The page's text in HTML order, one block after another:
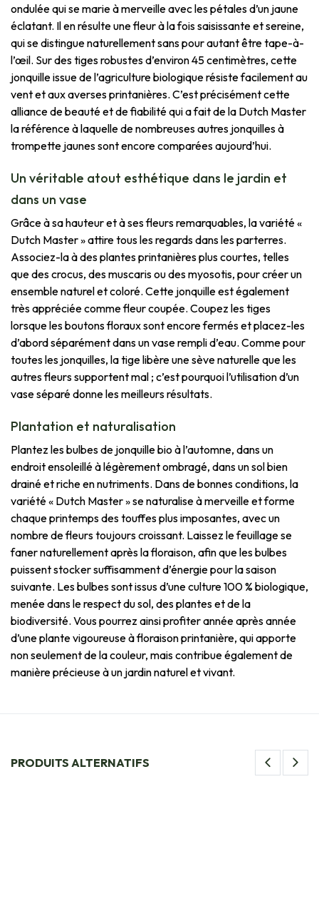
ondulée qui se marie à merveille avec les pétales d’un jaune
éclatant. Il en résulte une fleur à la fois saisissante et sereine,
qui se distingue naturellement sans pour autant être tape-à-
l’œil. Sur des tiges robustes d’environ 45 centimètres, cette
jonquille issue de l’agriculture biologique résiste facilement au
vent et aux averses printanières. C’est précisément cette
alliance de beauté et de fiabilité qui a fait de la Dutch Master
la référence à laquelle de nombreuses autres jonquilles à
trompette jaunes sont encore comparées aujourd’hui.
Un véritable atout esthétique dans le jardin et
dans un vase
Grâce à sa hauteur et à ses fleurs remarquables, la variété «
Dutch Master » attire tous les regards dans les parterres.
Associez-la à des plantes printanières plus courtes, telles
que des crocus, des muscaris ou des myosotis, pour créer un
ensemble naturel et coloré. Cette jonquille est également
très appréciée comme fleur coupée. Coupez les tiges
lorsque les boutons floraux sont encore fermés et placez-les
d’abord séparément dans un vase rempli d’eau. Comme pour
toutes les jonquilles, la tige libère une sève naturelle que les
autres fleurs supportent mal ; c’est pourquoi l’utilisation d’un
vase séparé donne les meilleurs résultats.
Plantation et naturalisation
Plantez les bulbes de jonquille bio à l’automne, dans un
endroit ensoleillé à légèrement ombragé, dans un sol bien
drainé et riche en nutriments. Dans de bonnes conditions, la
variété « Dutch Master » se naturalise à merveille et forme
chaque printemps des touffes plus imposantes, avec un
nombre de fleurs toujours croissant. Laissez le feuillage se
faner naturellement après la floraison, afin que les bulbes
puissent stocker suffisamment d’énergie pour la saison
suivante. Les bulbes sont issus d’une culture 100 % biologique,
menée dans le respect du sol, des plantes et de la
biodiversité. Vous pourrez ainsi profiter année après année
d’une plante vigoureuse à floraison printanière, qui apporte
non seulement de la couleur, mais contribue également de
manière précieuse à un jardin naturel et vivant.
PRODUITS ALTERNATIFS